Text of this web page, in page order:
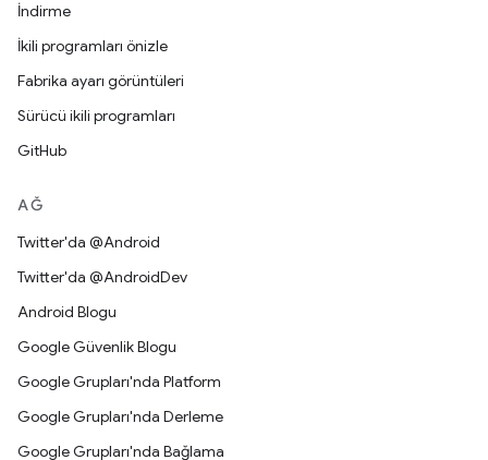
İndirme
İkili programları önizle
Fabrika ayarı görüntüleri
Sürücü ikili programları
GitHub
AĞ
Twitter'da @Android
Twitter'da @AndroidDev
Android Blogu
Google Güvenlik Blogu
Google Grupları'nda Platform
Google Grupları'nda Derleme
Google Grupları'nda Bağlama